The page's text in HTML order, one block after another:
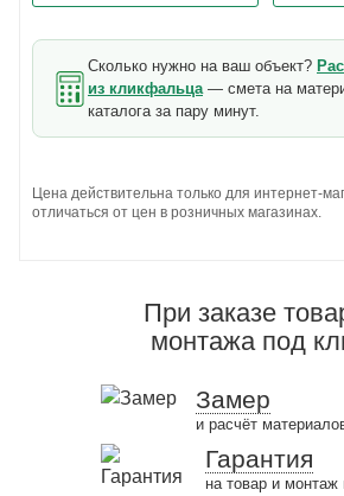
Сколько нужно на ваш объект?
из кликфальца— смета на
каталога за пару минут.
Цена действительна только для интернет-
отличаться от цен в розничных магазинах.
При заказе
монтажа под
Замер
и расчёт
Гарантия
на товар и монтаж